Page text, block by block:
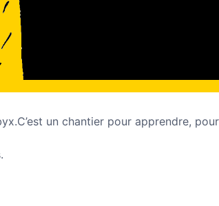
un chantier pour apprendre,